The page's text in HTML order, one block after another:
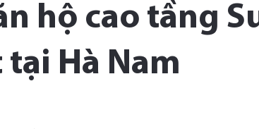
hộ cao tầng
Hà Nam